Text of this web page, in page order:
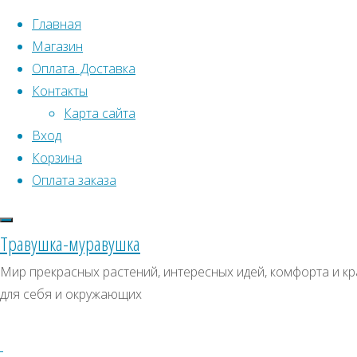
Перейти к содержимому
Главная
Магазин
Оплата. Доставка
Контакты
Карта сайта
Вход
Корзина
Оплата заказа
Травушка-муравушка
Мир прекрасных растений, интересных идей, комфорта и
для себя и окружающих
Что искать:
Поиск
Д0017
Д0017
Искать:
СКИДКИ, АКЦИИ
Категории магазина